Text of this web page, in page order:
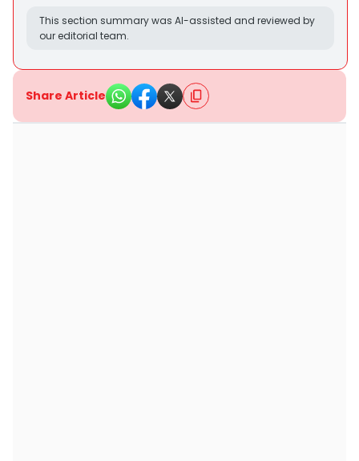
This section summary was AI-assisted and reviewed by
our editorial team.
Share Article